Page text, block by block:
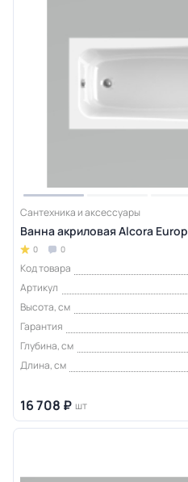
Сантехника и аксессуары
Ванна акриловая Alcora
0 0
Код товара
Артикул
Высота, см
Гарантия
Глубина, см
Длина, см
16 708 ₽ шт